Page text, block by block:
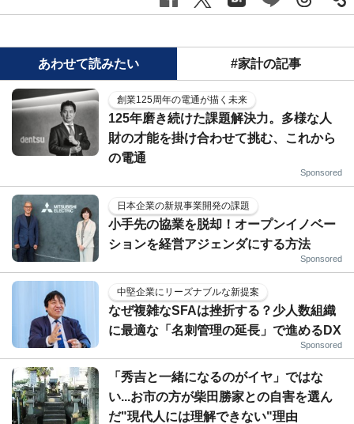
あわせて読みたい #家計の記事
創業125周年の電通が描く未来
125年磨き続けた課題解決力。多様な人
財の才能を掛け合わせて挑む、これから
の電通
Sponsored
日本企業の新規事業開発の課題
小手先の協業を脱却！オープンイノベー
ションを経営アジェンダにする方法
Sponsored
中堅企業にリーズナブルな新提案
なぜ複雑なSFAは挫折する？少人数組織
に最適な「名刺管理の延長」で進めるDX
Sponsored
「秀吉と一緒になるのがイヤ」ではな
い...お市の方が柴田勝家との自害を選ん
だ"現代人には理解できない"理由